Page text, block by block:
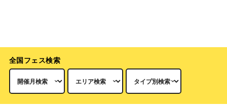
全国フェス検索